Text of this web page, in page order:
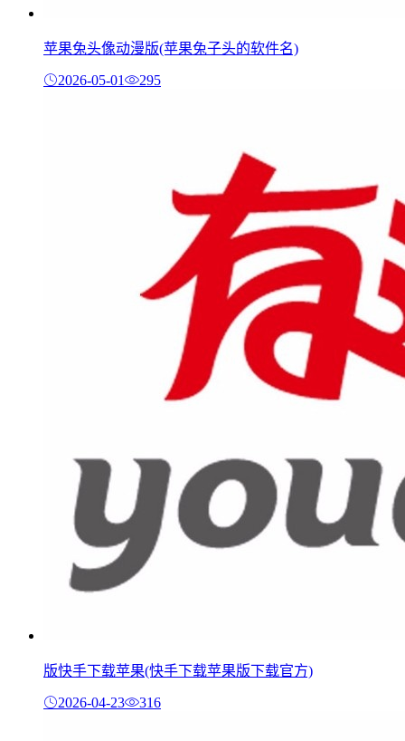
苹果兔头像动漫版(苹果兔子头的软件名)
2026-05-01 295
版快手下载苹果(快手下载苹果版下载官方)
2026-04-23 316